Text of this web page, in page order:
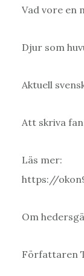
Vad vore en
Djur som
Aktuell
Att skriva
Läs mer:
https://
Om
Författaren